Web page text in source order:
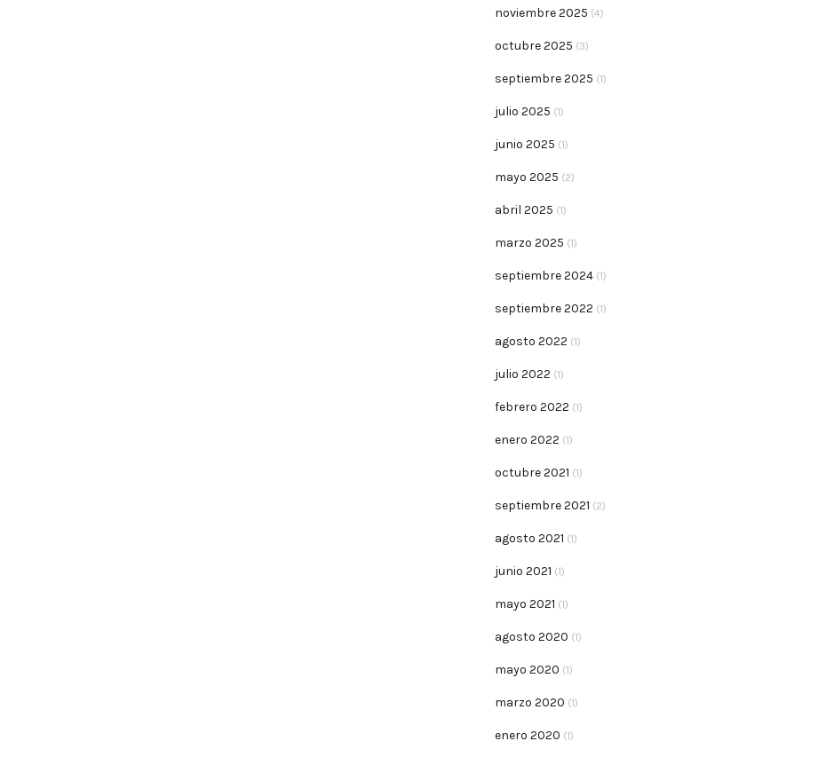
noviembre 2025 (4)
octubre 2025 (3)
septiembre 2025 (1)
julio 2025 (1)
junio 2025 (1)
mayo 2025 (2)
abril 2025 (1)
marzo 2025 (1)
septiembre 2024(1)
septiembre 2022 (1)
agosto 2022 (1)
julio 2022 (1)
febrero 2022 (1)
enero 2022 (1)
octubre 2021 (1)
septiembre 2021 (2)
agosto 2021 (1)
junio 2021 (1)
mayo 2021 (1)
agosto 2020 (1)
mayo 2020 (1)
marzo 2020 (1)
enero 2020 (1)